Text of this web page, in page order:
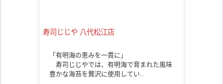
寿司じじや 八代松江店
「有明海の恵みを一貫に」
寿司じじやでは、有明海で育まれた風味
豊かな海苔を贅沢に使用してい…